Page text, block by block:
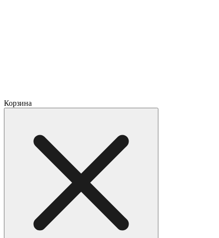
Корзина